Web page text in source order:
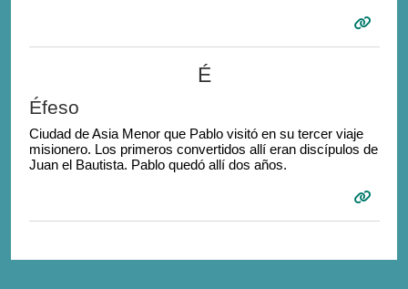
É
Éfeso
Ciudad de Asia Menor que Pablo visitó en su tercer viaje
misionero. Los primeros convertidos allí eran discípulos de
Juan el Bautista. Pablo quedó allí dos años.